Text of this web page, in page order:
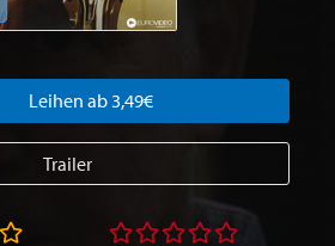
Leihen ab 3,49€
Trailer